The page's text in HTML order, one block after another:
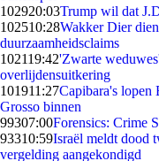
102920:03Trump wil dat
102510:28Wakker Dier
duurzaamheidsclaims
102119:42'Zwarte
overlijdensuitkering
101911:27Capibara's lopen
Grosso binnen
99307:00Forensics: Crime
93310:59Israël meldt dood
vergelding aangekondigd